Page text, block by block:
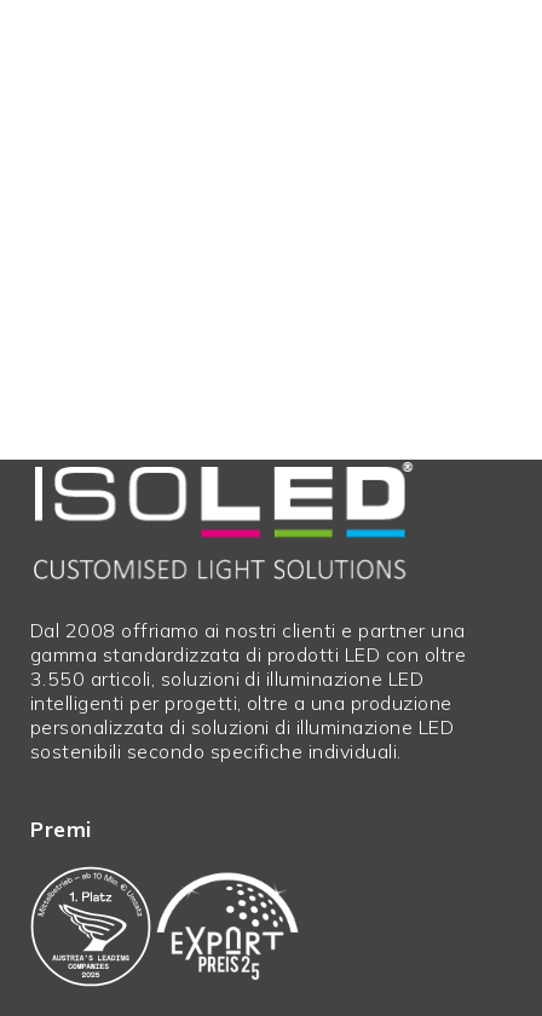
Dal 2008 offriamo ai nostri clienti e partner una
gamma standardizzata di prodotti LED con oltre
3.550 articoli, soluzioni di illuminazione LED
intelligenti per progetti, oltre a una produzione
personalizzata di soluzioni di illuminazione LED
sostenibili secondo specifiche individuali.
Premi